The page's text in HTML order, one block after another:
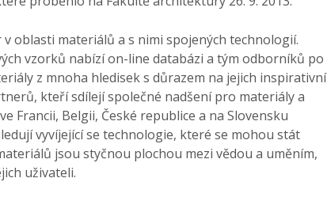
oblasti materiálů a s nimi spojených technologií.
vzorků nabízí on-line databázi a tým odborníků po
z mnoha hledisek s důrazem na jejich inspirativní
kteří sdílejí společné nadšení pro materiály a
Francii, Belgii, České republice a na Slovensku
vyvíjející se technologie, které se mohou stát
jsou styčnou plochou mezi vědou a uměním,
uživateli.